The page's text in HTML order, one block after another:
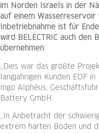
im Norden Israels in der
auf einem Wasserreservoir
Inbetriebnahme ist für
wird BELECTRIC auch den
übernehmen.
„Dies war das größte
langjährigen Kunden EDF
Ingo Alphéus,
Battery GmbH.
„In Anbetracht der
extrem harten Böden und